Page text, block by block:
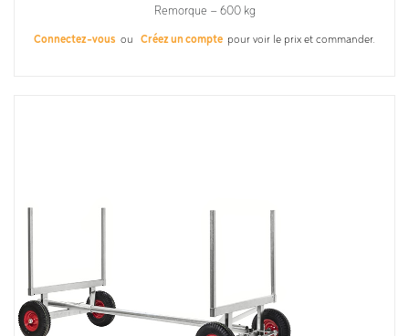
Remorque – 600 kg
Connectez-vous ou Créez un compte pour voir le prix et commander.